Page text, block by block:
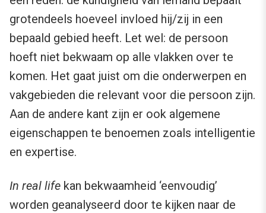
grotendeels hoeveel invloed hij/zij in een
bepaald gebied heeft. Let wel: de persoon
hoeft niet bekwaam op alle vlakken over te
komen. Het gaat juist om die onderwerpen en
vakgebieden die relevant voor die persoon zijn.
Aan de andere kant zijn er ook algemene
eigenschappen te benoemen zoals intelligentie
en expertise.
In real life kan bekwaamheid ‘eenvoudig’
worden geanalyseerd door te kijken naar de